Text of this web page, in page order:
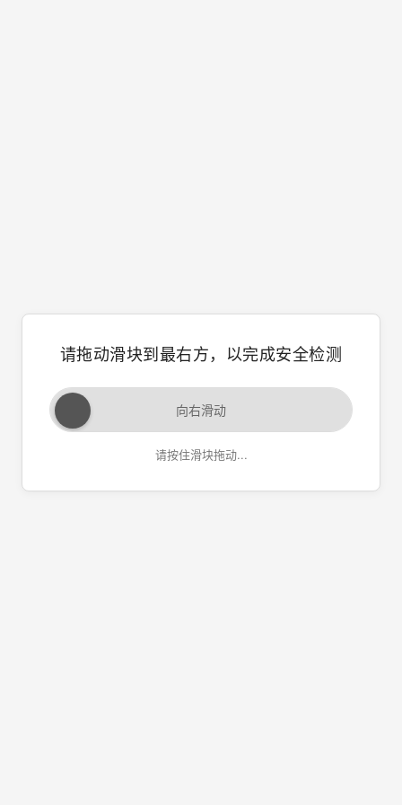
请拖动滑块到最右方，以完成安全检测
向右滑动
请按住滑块拖动...